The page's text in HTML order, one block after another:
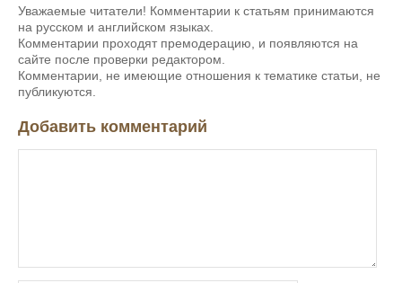
Уважаемые читатели! Комментарии к статьям принимаются
на русском и английском языках.
Комментарии проходят премодерацию, и появляются на
сайте после проверки редактором.
Комментарии, не имеющие отношения к тематике статьи, не
публикуются.
Добавить комментарий